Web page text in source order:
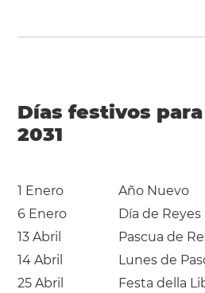
Días festivos
2031
1 Enero
Año Nuevo
6 Enero
Día de Reyes
13 Abril
Pascua de
14 Abril
Lunes de
25 Abril
Festa della